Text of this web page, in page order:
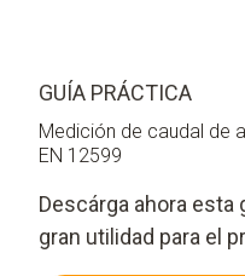
GUÍA PRÁCTICA
Medición de caudal de
EN 12599
Descárga ahora
gran utilidad para el